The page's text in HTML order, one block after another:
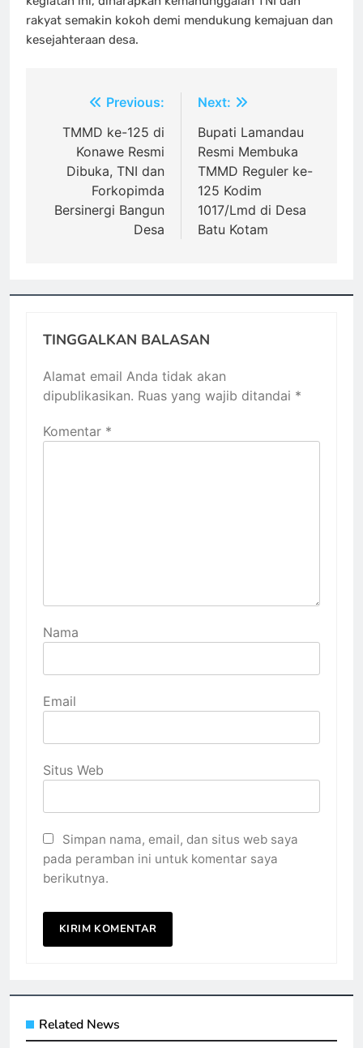
rakyat semakin kokoh demi mendukung kemajuan dan
kesejahteraan desa.
Navigasi
pos
Previous:
TMMD ke-125 di
Konawe Resmi
Dibuka, TNI dan
Forkopimda
Bersinergi Bangun
Desa
Next:
Bupati Lamandau
Resmi Membuka
TMMD Reguler ke-
125 Kodim
1017/Lmd di Desa
Batu Kotam
TINGGALKAN BALASAN
Alamat email Anda tidak akan
dipublikasikan. Ruas yang wajib ditandai *
Komentar *
Nama
Email
Situs Web
Simpan nama, email, dan situs web saya
pada peramban ini untuk komentar saya
berikutnya.
Related News